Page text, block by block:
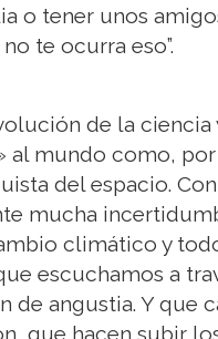
o tener unos
te ocurra eso”.
de la
al mundo como,
del espacio.
mucha
climático y
escuchamos a
de angustia. Y que
que hacen subir